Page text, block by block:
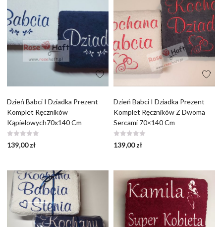
Dzień Babci I Dziadka Prezent
Komplet Ręczników
Kąpielowych70x140 Cm
139,00zł
Dzień Babci I Dziadka Prezent
Komplet Ręczników Z Dwoma
Sercami 70×140 Cm
139,00zł